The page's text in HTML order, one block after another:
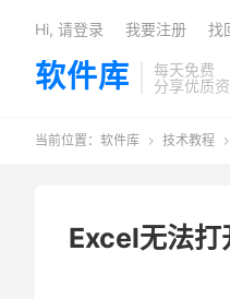
软件库
每天免费
分享优质
Hi, 请登录 我要注册 找
当前位置： 软件库  技术教程 
Excel无法打